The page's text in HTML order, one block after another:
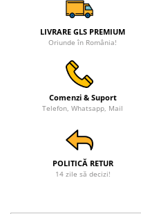
LIVRARE GLS PREMIUM
Oriunde în România!
Comenzi & Suport
Telefon, Whatsapp, Mail
POLITICĂ RETUR
14 zile să decizi!